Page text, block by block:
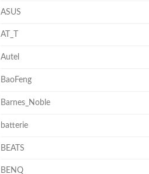
ASUS
AT_T
Autel
BaoFeng
Barnes_Noble
batterie
BEATS
BENQ